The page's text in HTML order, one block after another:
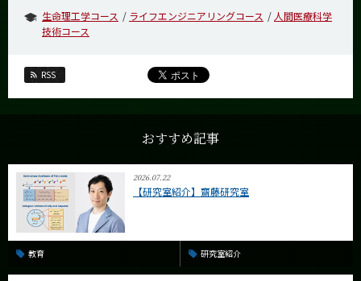
生命理工学コース
ライフエンジニアリングコース
人間医療科学
技術コース
RSS
おすすめ記事
2026.07.22
【研究室紹介】齋藤研究室
教育 研究室紹介